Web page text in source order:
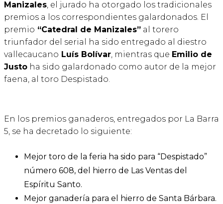
Manizales , el jurado ha otorgado los tradicionales
premios a los correspondientes galardonados. El
premio “Catedral de Manizales” al torero
triunfador del serial ha sido entregado al diestro
vallecaucano Luís Bolívar , mientras que Emilio de
Justo ha sido galardonado como autor de la mejor
faena, al toro Despistado.
En los premios ganaderos, entregados por La Barra
5, se ha decretado lo siguiente:
Mejor toro de la feria ha sido para “Despistado”
número 608, del hierro de Las Ventas del
Espíritu Santo.
Mejor ganadería para el hierro de Santa Bárbara.